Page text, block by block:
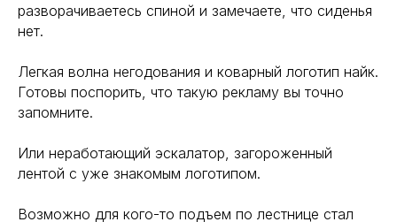
разворачиваетесь спиной и замечаете, что сиденья
нет.
Легкая волна негодования и коварный логотип найк.
Готовы поспорить, что такую рекламу вы точно
запомните.
Или неработающий эскалатор, загороженный
лентой с уже знакомым логотипом.
Возможно для кого-то подъем по лестнице стал